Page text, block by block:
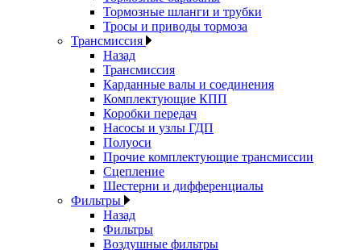
Тормозные шланги и трубки
Тросы и приводы тормоза
Трансмиссия
Назад
Трансмиссия
Карданные валы и соединения
Комплектующие КПП
Коробки передач
Насосы и узлы ГДП
Полуоси
Прочие комплектующие трансмиссии
Сцепление
Шестерни и дифференциалы
Фильтры
Назад
Фильтры
Воздушные фильтры